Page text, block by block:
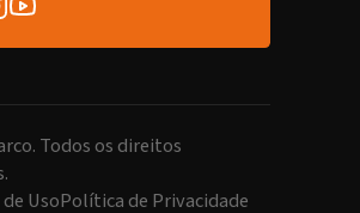
Todos os direitos
UsoPolítica de Privacidade